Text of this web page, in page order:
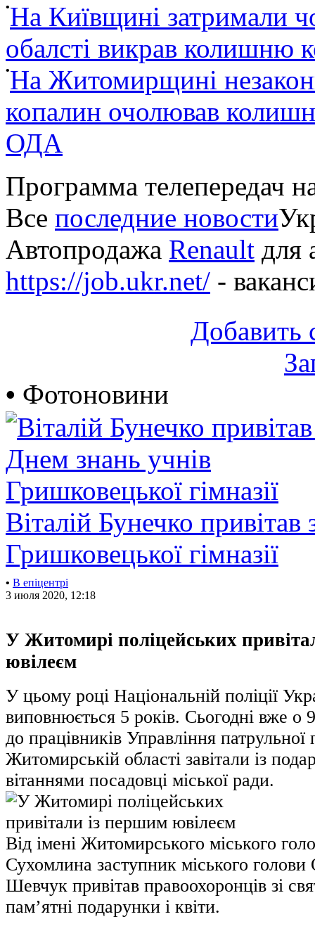
•На Київщині затримали
обалсті викрав колишню
•На Житомирщині
копалин очолював
ОДА
Программа телепередач
Все последние новости
Автопродажа Renault для
https://job.ukr.net/ -
Добавить
• Фотоновини
Віталій Бунечко
Гришковецької гімназії
• В епіцентрі
3 июля 2020, 12:18
У Житомирі поліцейських
ювілеєм
У цьому році Національній поліції
виповнюється 5 років. Сьогодні вже о
до працівників Управління патрульної
Житомирській області завітали із
вітаннями посадовці міської ради.
Від імені Житомирського міського
Сухомлина заступник міського голови
Шевчук привітав правоохоронців зі
пам’ятні подарунки і квіти.